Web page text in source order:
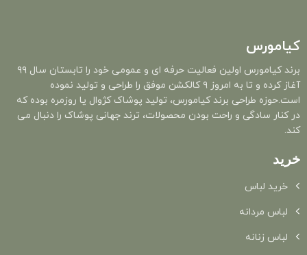
کیامورس
برند کیامورس اولین فعالیت حرفه ای و عمومی خود را تابستان سال ۹۹
آغاز کرده و تا به امروز ۹ کالکشن موفق را طراحی و تولید نموده
است.حوزه طراحی برند کیامورس، تولید پوشاک کژوال یا روزمره بوده که
در کنار سادگی و راحت بودن محصولات، ترند جهانی پوشاک را دنبال می
کند.
خرید
خرید لباس
لباس مردانه
لباس زنانه